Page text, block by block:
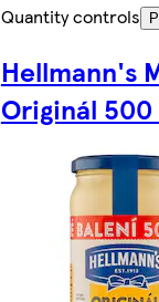
Quantity controls
Hellmann's
Originál 500